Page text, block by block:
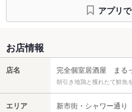
アプリ
お店情報
店名 完全個室居酒屋 まる
朝引き地鶏と獲れたて鮮魚
エリア 新市街・シャワー通り